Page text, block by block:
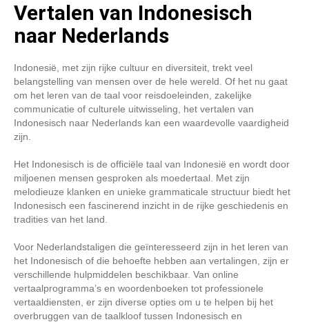
Vertalen van Indonesisch
naar Nederlands
Indonesië, met zijn rijke cultuur en diversiteit, trekt veel
belangstelling van mensen over de hele wereld. Of het nu gaat
om het leren van de taal voor reisdoeleinden, zakelijke
communicatie of culturele uitwisseling, het vertalen van
Indonesisch naar Nederlands kan een waardevolle vaardigheid
zijn.
Het Indonesisch is de officiële taal van Indonesië en wordt door
miljoenen mensen gesproken als moedertaal. Met zijn
melodieuze klanken en unieke grammaticale structuur biedt het
Indonesisch een fascinerend inzicht in de rijke geschiedenis en
tradities van het land.
Voor Nederlandstaligen die geïnteresseerd zijn in het leren van
het Indonesisch of die behoefte hebben aan vertalingen, zijn er
verschillende hulpmiddelen beschikbaar. Van online
vertaalprogramma’s en woordenboeken tot professionele
vertaaldiensten, er zijn diverse opties om u te helpen bij het
overbruggen van de taalkloof tussen Indonesisch en